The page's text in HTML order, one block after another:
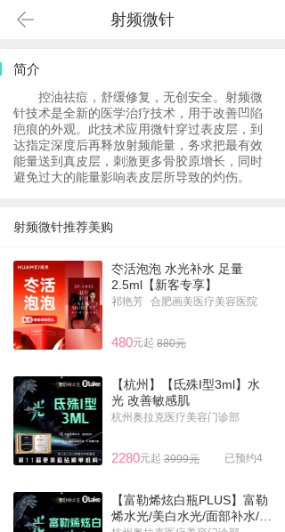
射频微针
简介
控油祛痘，舒缓修复，无创安全。射频微
针技术是全新的医学治疗技术，用于改善凹陷
疤痕的外观。此技术应用微针穿过表皮层，到
达指定深度后再释放射频能量，务求把最有效
能量送到真皮层，刺激更多骨胶原增长，同时
避免过大的能量影响表皮层所导致的灼伤。
射频微针推荐美购
冭活泡泡 水光补水 足量
2.5ml【新客专享】
祁艳芳 合肥画美医疗美容医院
480元起 880元
【杭州】【氐殊I型3ml】水
光 改善敏感肌
杭州奥拉克医疗美容门诊部
已预约4
2280元起 3999元
【富勒烯炫白瓶PLUS】富勒
烯水光/美白水光/面部补水/去